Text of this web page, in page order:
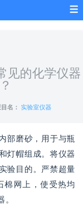
见的化学仪器
名： 实验室仪器
部磨砂，用于与瓶
灯帽组成。将仪器
验目的。严禁超量
棉网上，使受热均